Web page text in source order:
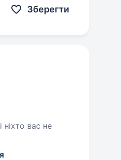
Зберегти
ніхто вас не